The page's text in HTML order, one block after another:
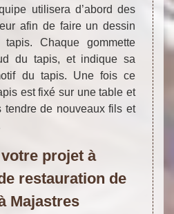
utilisera d’abord des
afin de faire un dessin
Chaque gommette
du tapis, et indique sa
du tapis. Une fois ce
est fixé sur une table et
tendre de nouveaux fils et
projet à
restauration de
Majastres